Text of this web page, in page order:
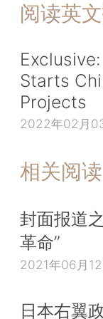
阅读英
Starts
Projects
2022年02月
相关阅读
封面报道
革命”
2021年06月12
日本右翼